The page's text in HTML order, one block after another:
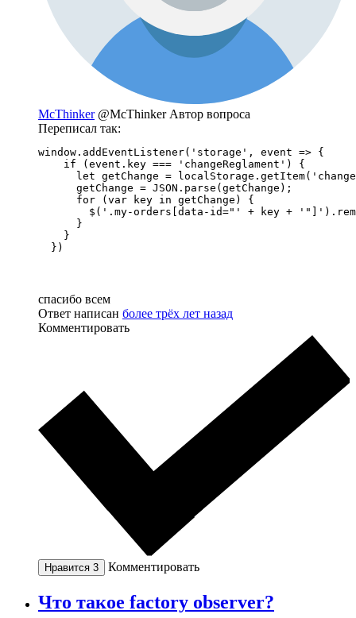
McThinker @McThinker Автор вопроса
Переписал так:
window.addEventListener('storage', event => {
    if (event.key === 'changeReglament') {
let getChange =
      getChange = JSON.parse(getChange);
      for (var key in getChange) {
$('.my-orders[data-id="' + key +
      }
    }
  })
спасибо всем
Ответ написан более трёх лет назад
Комментировать
Нравится 3 Комментировать
Что такое factory observer?